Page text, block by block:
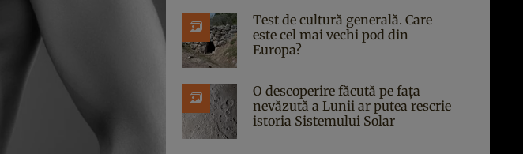
Test de cultură generală. Care
este cel mai vechi pod din
Europa?
O descoperire făcută pe fața
nevăzută a Lunii ar putea rescrie
istoria Sistemului Solar